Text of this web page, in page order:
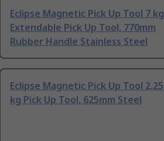
Eclipse Magnetic Pick Up Tool 7 kg
Extendable Pick Up Tool, 770mm
Rubber Handle Stainless Steel
Eclipse Magnetic Pick Up Tool 2.25
kg Pick Up Tool, 625mm Steel